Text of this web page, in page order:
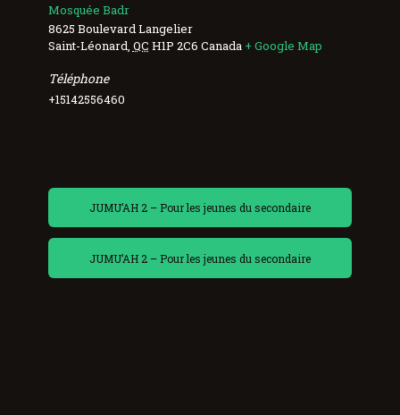
Mosquée Badr
8625 Boulevard Langelier
Saint-Léonard QC H1P 2C6 Canada + Google Map
Téléphone
+15142556460
JUMU’AH 2 – Pour les jeunes du secondaire
JUMU’AH 2 – Pour les jeunes du secondaire